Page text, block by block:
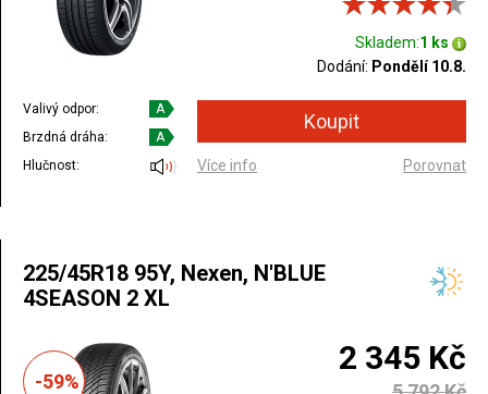
Skladem:1 ks
Dodání: Pondělí 10.8.
Valivý odpor:
A
Brzdná dráha:
A
Hlučnost:
Více info Porovnat
225/45R18 95Y, Nexen, N'BLUE
4SEASON 2 XL
-59%
2 345 Kč